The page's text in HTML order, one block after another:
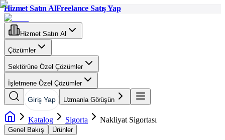
Hizmet Satın AlFreelance Satış Yap
Hizmet Satın Al
Çözümler
Sektörüne Özel Çözümler
İşletmene Özel Çözümler
Giriş Yap Uzmanla Görüşün
Katalog Sigorta Nakliyat Sigortası
Genel Bakış Ürünler